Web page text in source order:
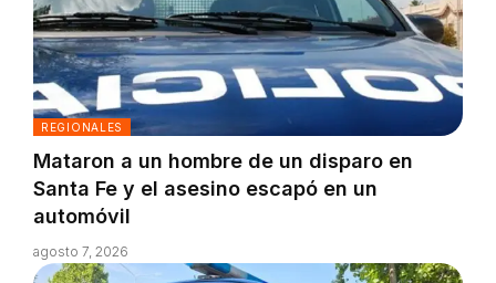
REGIONALES
Mataron a un hombre de un disparo en
Santa Fe y el asesino escapó en un
automóvil
agosto 7, 2026